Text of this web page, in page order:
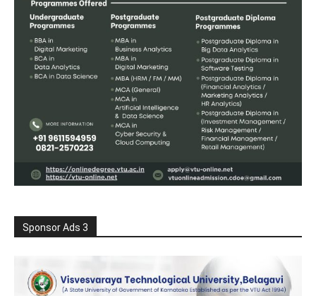
Sponsor Ads 3